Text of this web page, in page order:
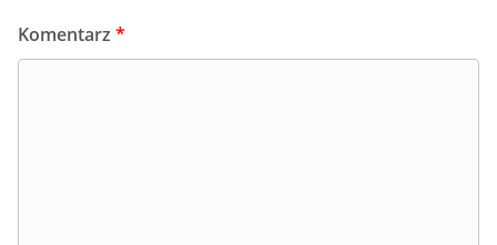
Komentarz *